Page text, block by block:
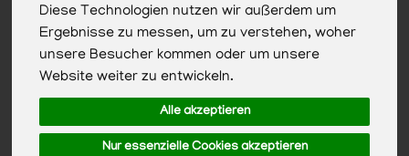
Diese Technologien nutzen wir außerdem um
Ergebnisse zu messen, um zu verstehen, woher
unsere Besucher kommen oder um unsere
Website weiter zu entwickeln.
Alle akzeptieren
Nur essenzielle Cookies akzeptieren
Streich Arrabitom
*
1 * Glas (19,31 € / 1kg)